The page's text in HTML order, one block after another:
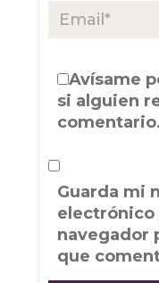
Avísame
si alguien
Guarda mi
electrónico
navegador
que